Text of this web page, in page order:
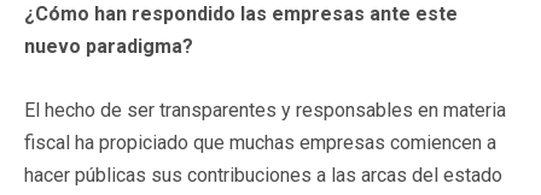
¿Cómo han respondido las empresas ante este
nuevo paradigma?
El hecho de ser transparentes y responsables en materia
fiscal ha propiciado que muchas empresas comiencen a
hacer públicas sus contribuciones a las arcas del estado